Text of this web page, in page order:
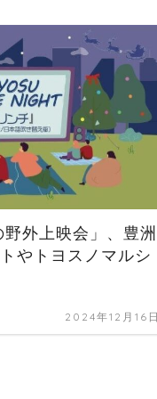
外上映会」、豊洲
やトヨスノマルシ
2024年12月16